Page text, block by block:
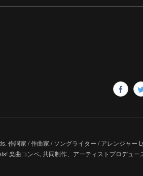
作詞家 / 作曲家 / ソングライター / アレンジャー
楽曲コンペ, 共同制作、アーティストプロデュー